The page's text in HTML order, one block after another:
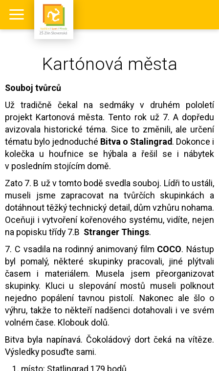
Kartónová města
Souboj tvůrců
Už tradičně čekal na sedmáky v druhém pololetí
projekt Kartonová města. Tento rok už 7. A dopředu
avizovala historické téma. Sice to změnili, ale určení
tématu bylo jednoduché Bitva o Stalingrad. Dokonce i
kolečka u houfnice se hýbala a řešil se i nábytek
v posledním stojícím domě.
Zato 7. B už v tomto bodě svedla souboj. Lídři to ustáli,
museli jsme zapracovat na tvůrčích skupinkách a
dotáhnout těžký technický detail, dům vzhůru nohama.
Oceňuji i vytvoření kořenového systému, vidíte, nejen
na popisku třídy 7.B Stranger Things.
7. C vsadila na rodinný animovaný film COCO. Nástup
byl pomalý, některé skupinky pracovali, jiné plýtvali
časem i materiálem. Musela jsem přeorganizovat
skupinky. Kluci u slepování mostů museli polknout
nejedno popálení tavnou pistolí. Nakonec ale šlo o
výhru, takže to někteří nadšenci dotahovali i ve svém
volném čase. Klobouk dolů.
Bitva byla napínavá. Čokoládový dort čeká na vítěze.
Výsledky posuďte sami.
místo: Statlingrad 179 bodů